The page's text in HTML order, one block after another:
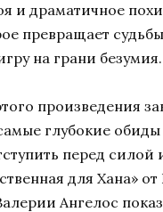
и драматичное
превращает
на грани безумия.
произведения
глубокие
перед силой
для Хана»
Ангелос